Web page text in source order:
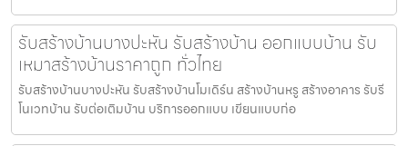
รับสร้างบ้านบางปะหัน รับสร้างบ้าน ออกแบบบ้าน รับ
เหมาสร้างบ้านราคาถูก ทั่วไทย
รับสร้างบ้านบางปะหัน รับสร้างบ้านโมเดิร์น สร้างบ้านหรู สร้างอาคาร รับรี
โนเวทบ้าน รับต่อเติมบ้าน บริการออกแบบ เขียนแบบก่อ